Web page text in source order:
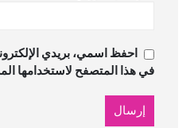
احفظ اسمي، بريدي
في هذا المتصفح لاستخدامها